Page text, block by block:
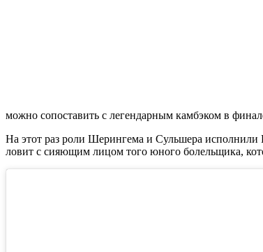
можно сопоставить с легендарным камбэком в
На этот раз роли Шерингема и Сульшера исполнили
ловит с сияющим лицом того юного болельщика,